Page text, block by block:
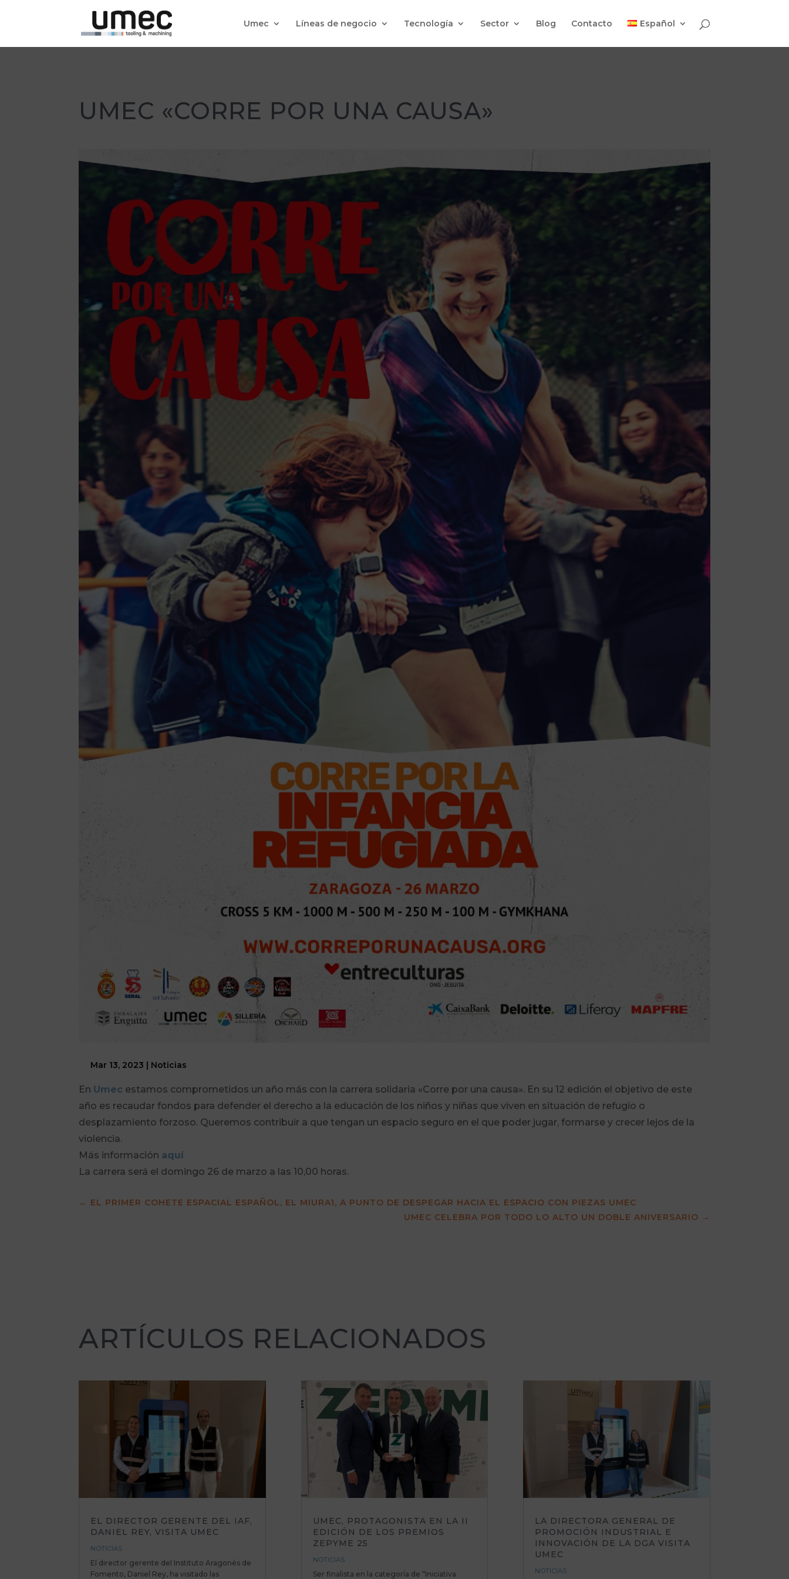
Umec Líneas de negocio Tecnología Sector Blog Contacto Español
UMEC «CORRE POR UNA CAUSA»
Mar 13, 2023 | Noticias
En Umec estamos comprometidos un año más con la carrera solidaria «Corre por una causa». En su 12 edición el objetivo de este
año es recaudar fondos para defender el derecho a la educación de los niños y niñas que viven en situación de refugio o
desplazamiento forzoso. Queremos contribuir a que tengan un espacio seguro en el que poder jugar, formarse y crecer lejos de la
violencia.
Más información aquí
La carrera será el domingo 26 de marzo a las 10,00 horas.
← EL PRIMER COHETE ESPACIAL ESPAÑOL, EL MIURA1, A PUNTO DE DESPEGAR HACIA EL ESPACIO CON PIEZAS UMEC
UMEC CELEBRA POR TODO LO ALTO UN DOBLE ANIVERSARIO →
ARTÍCULOS RELACIONADOS
EL DIRECTOR GERENTE DEL IAF,
DANIEL REY, VISITA UMEC
NOTICIAS
El director gerente del Instituto Aragonés de
Fomento, Daniel Rey, ha visitado las
UMEC, PROTAGONISTA EN LA II
EDICIÓN DE LOS PREMIOS
ZEPYME 25
NOTICIAS
Ser finalista en la categoría de “Iniciativa
LA DIRECTORA GENERAL DE
PROMOCIÓN INDUSTRIAL E
INNOVACIÓN DE LA DGA VISITA
UMEC
NOTICIAS